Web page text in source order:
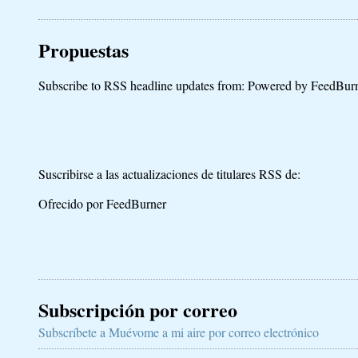
Propuestas
Subscribe to RSS headline updates from: Powered by
Suscribirse a las actualizaciones de titulares RSS de:
Ofrecido por FeedBurner
Subscripción por correo
Subscríbete a Muévome a mi aire por correo electrónico